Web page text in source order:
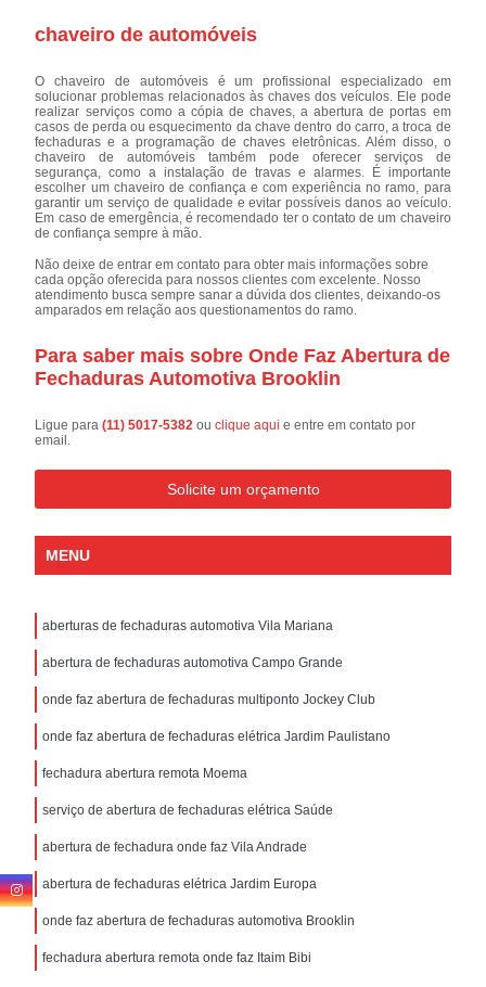
chaveiro de automóveis
O chaveiro de automóveis é um profissional especializado em
solucionar problemas relacionados às chaves dos veículos. Ele pode
realizar serviços como a cópia de chaves, a abertura de portas em
casos de perda ou esquecimento da chave dentro do carro, a troca de
fechaduras e a programação de chaves eletrônicas. Além disso, o
chaveiro de automóveis também pode oferecer serviços de
segurança, como a instalação de travas e alarmes. É importante
escolher um chaveiro de confiança e com experiência no ramo, para
garantir um serviço de qualidade e evitar possíveis danos ao veículo.
Em caso de emergência, é recomendado ter o contato de um chaveiro
de confiança sempre à mão.
Não deixe de entrar em contato para obter mais informações sobre
cada opção oferecida para nossos clientes com excelente. Nosso
atendimento busca sempre sanar a dúvida dos clientes, deixando-os
amparados em relação aos questionamentos do ramo.
Para saber mais sobre Onde Faz Abertura de
Fechaduras Automotiva Brooklin
Ligue para(11) 5017-5382ouclique aqui e entre em contato por
email.
Solicite um orçamento
MENU
aberturas de fechaduras automotiva Vila Mariana
abertura de fechaduras automotiva Campo Grande
onde faz abertura de fechaduras multiponto Jockey Club
onde faz abertura de fechaduras elétrica Jardim Paulistano
fechadura abertura remota Moema
serviço de abertura de fechaduras elétrica Saúde
abertura de fechadura onde faz Vila Andrade
abertura de fechaduras elétrica Jardim Europa
onde faz abertura de fechaduras automotiva Brooklin
fechadura abertura remota onde faz Itaim Bibi